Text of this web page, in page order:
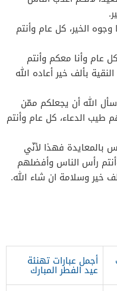
الخير، كل عام وأنتم
وأنا معكم وأنتم
بألف خير أعاده الله
الله أن يجعلكم ممّن
الدعاء، كل عام وأنتم
بالمعايدة فهذا لأنّي
رأس الناس وأفضلهم
خير وسلامة ان شاء الله.
أجمل عبارات تهنئة
عيد الفطر المبارك